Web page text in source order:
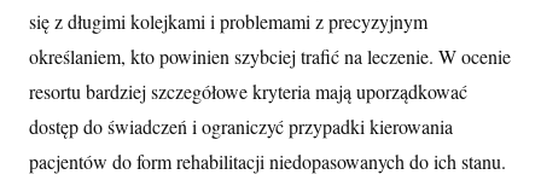
się z długimi kolejkami i problemami z precyzyjnym
określaniem, kto powinien szybciej trafić na leczenie. W ocenie
resortu bardziej szczegółowe kryteria mają uporządkować
dostęp do świadczeń i ograniczyć przypadki kierowania
pacjentów do form rehabilitacji niedopasowanych do ich stanu.